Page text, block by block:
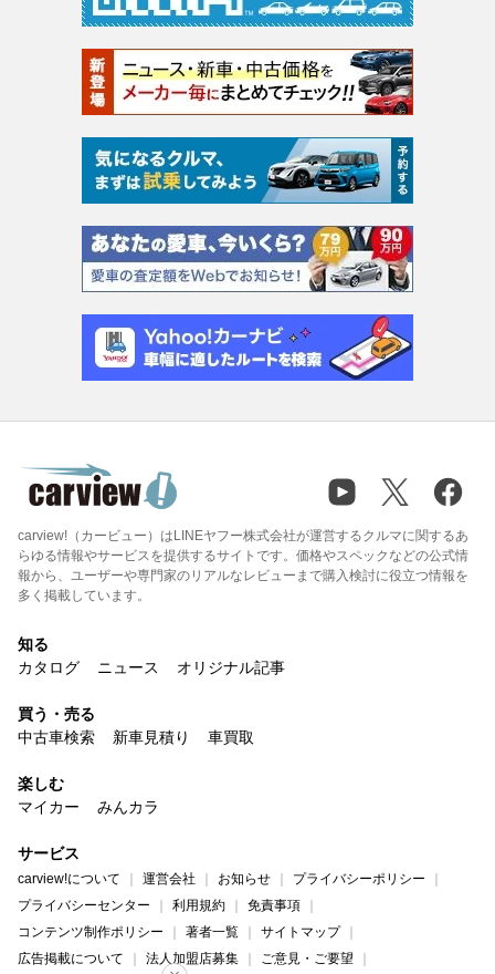
carview!（カービュー）はLINEヤフー株式会社が運営するクルマに関するあ
らゆる情報やサービスを提供するサイトです。価格やスペックなどの公式情
報から、ユーザーや専門家のリアルなレビューまで購入検討に役立つ情報を
多く掲載しています。
知る
カタログ
ニュース オリジナル記事
買う・売る
中古車検索
新車見積り 車買取
楽しむ
マイカー
みんカラ
サービス
carview!について 運営会社 お知らせ
プライバシーポリシー
プライバシーセンター
利用規約
免責事項
コンテンツ制作ポリシー
著者一覧
サイトマップ
広告掲載について
法人加盟店募集 ご意見・ご要望